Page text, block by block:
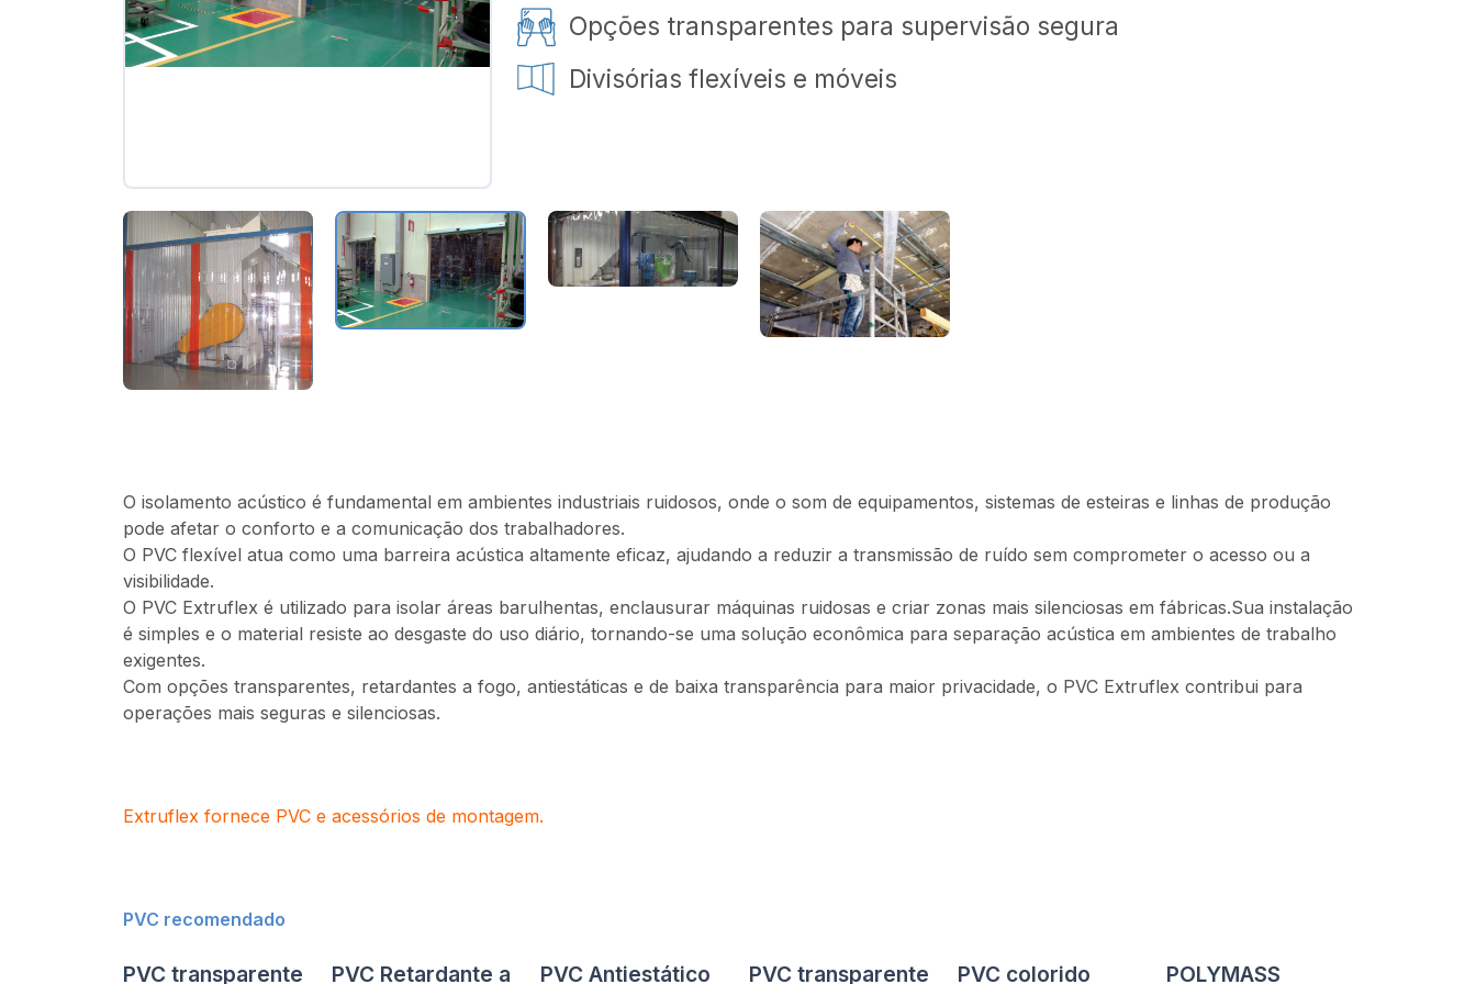
Opções transparentes para supervisão segura
Divisórias flexíveis e móveis
O isolamento acústico é fundamental em ambientes industriais ruidosos, onde o som de equipamentos, sistemas de esteiras e linhas de produção
pode afetar o conforto e a comunicação dos trabalhadores.
O PVC flexível atua como uma barreira acústica altamente eficaz, ajudando a reduzir a transmissão de ruído sem comprometer o acesso ou a
visibilidade.
O PVC Extruflex é utilizado para isolar áreas barulhentas, enclausurar máquinas ruidosas e criar zonas mais silenciosas em fábricas.Sua instalação
é simples e o material resiste ao desgaste do uso diário, tornando-se uma solução econômica para separação acústica em ambientes de trabalho
exigentes.
Com opções transparentes, retardantes a fogo, antiestáticas e de baixa transparência para maior privacidade, o PVC Extruflex contribui para
operações mais seguras e silenciosas.
Extruflex fornece PVC e acessórios de montagem.
PVC recomendado
PVC transparente PVC Retardante a PVC Antiestático PVC transparente PVC colorido POLYMASS